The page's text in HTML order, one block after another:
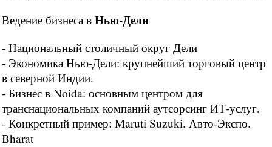
Ведение бизнеса в Нью-Дели
- Национальный столичный округ Дели
- Экономика Нью-Дели: крупнейший торговый центр
в северной Индии.
- Бизнес в Noida: основным центром для
транснациональных компаний аутсорсинг ИТ-услуг.
- Конкретный пример: Maruti Suzuki. Авто-Экспо.
Bharat